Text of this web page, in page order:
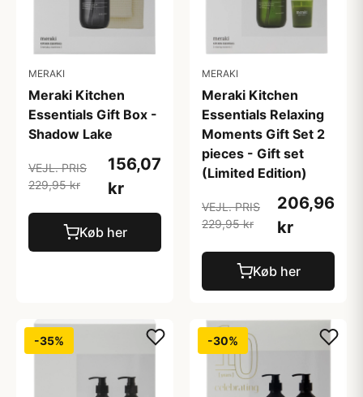
MERAKI
Meraki Kitchen
Essentials Gift Box -
Shadow Lake
VEJL. PRIS
229,95 kr
156,07
kr
Køb her
MERAKI
Meraki Kitchen
Essentials Relaxing
Moments Gift Set 2
pieces - Gift set
(Limited Edition)
VEJL. PRIS
229,95 kr
206,96
kr
Køb her
-35% -30%